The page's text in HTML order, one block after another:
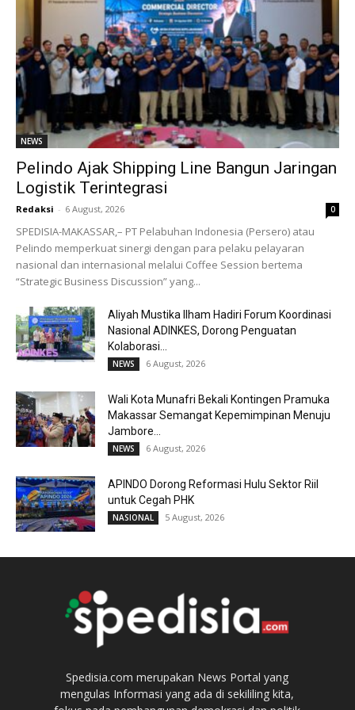
NEWS
Pelindo Ajak Shipping Line Bangun Jaringan
Logistik Terintegrasi
Redaksi - 6 August, 2026 0
SPEDISIA-MAKASSAR,– PT Pelabuhan Indonesia (Persero) atau
Pelindo memperkuat sinergi dengan para pelaku pelayaran
nasional dan internasional melalui Coffee Session bertema
“Strategic Business Discussion” yang...
Aliyah Mustika Ilham Hadiri Forum Koordinasi
Nasional ADINKES, Dorong Penguatan
Kolaborasi...
NEWS 6 August, 2026
Wali Kota Munafri Bekali Kontingen Pramuka
Makassar Semangat Kepemimpinan Menuju
Jambore...
NEWS 6 August, 2026
APINDO Dorong Reformasi Hulu Sektor Riil
untuk Cegah PHK
NASIONAL 5 August, 2026
Spedisia.com merupakan News Portal yang
mengulas Informasi yang ada di sekililing kita,